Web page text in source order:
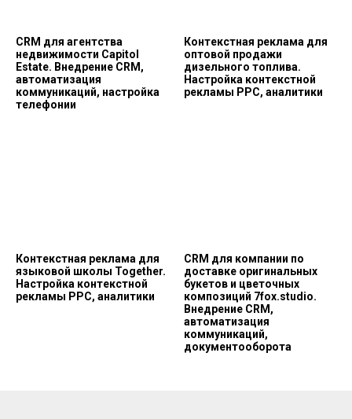
CRM для агентства
недвижимости Capitol
Estate. Внедрение CRM,
автоматизация
коммуникаций, настройка
телефонии
Контекстная реклама для
оптовой продажи
дизельного топлива.
Настройка контекстной
рекламы PPC, аналитики
Контекстная реклама для
языковой школы Together.
Настройка контекстной
рекламы PPC, аналитики
CRM для компании по
доставке оригинальных
букетов и цветочных
композиций 7fox.studio.
Внедрение CRM,
автоматизация
коммуникаций,
документооборота